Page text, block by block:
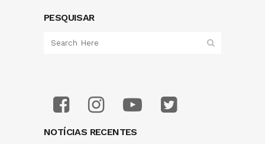
PESQUISAR
NOTÍCIAS RECENTES